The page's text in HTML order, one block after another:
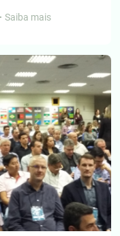
Saiba mais